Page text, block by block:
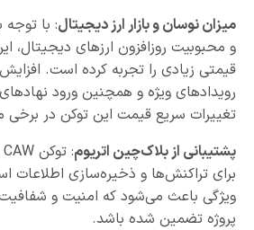
میزان نوسان و بازار ارز دیجیتال
و محبوبیت روزافزون ارزهای دیجیتال،
قیمتی زیادی را تجربه کرده است.
رویدادهای ویژه و همچنین ورود
تغییرات سریع قیمت این توکن در برخی
پشتیبانی از بلاک‌چین اتریوم
برای تراکنش‌ها و ذخیره‌سازی اطلاعات
ویژگی باعث می‌شود که امنیت و
پروژه تضمین شده باشد.